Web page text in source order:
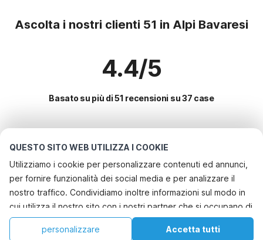
QUESTO SITO WEB UTILIZZA I COOKIE
Utilizziamo i cookie per personalizzare contenuti ed annunci,
per fornire funzionalità dei social media e per analizzare il
nostro traffico. Condividiamo inoltre informazioni sul modo in
cui utilizza il nostro sito con i nostri partner che si occupano di
analisi dei dati web, pubblicità e social media, i quali
potrebbero combinarle con altre informazioni che ha fornito
Accetta tutti
personalizzare
Ascolta i nostri clienti 51 in Alpi Bavaresi
4.4/5
Basato su più di 51 recensioni su 37 case
Le destinazioni più popolari per le
vacanze
Servizi più popolari per le vacanze in Alpi bavaresi
Casa vacanze in un'area sciistica
Casa vacanze sul lago
Casa vacanze con giardino
Le migliori regioni con i migliori servizi per le vacanze
Casa vacanze a misura di bambino mecklenburgo-pomerania
Città con i migliori servizi per le vacanze